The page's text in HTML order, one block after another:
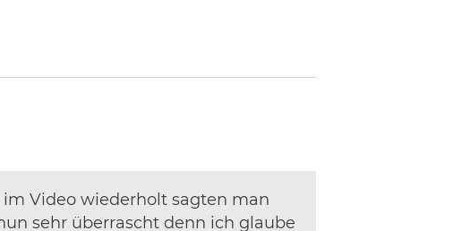
Video wiederholt sagten man
sehr überrascht denn ich glaube